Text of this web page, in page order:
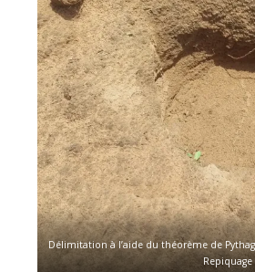
Délimitation à l’aide du théorème de
Repiquage